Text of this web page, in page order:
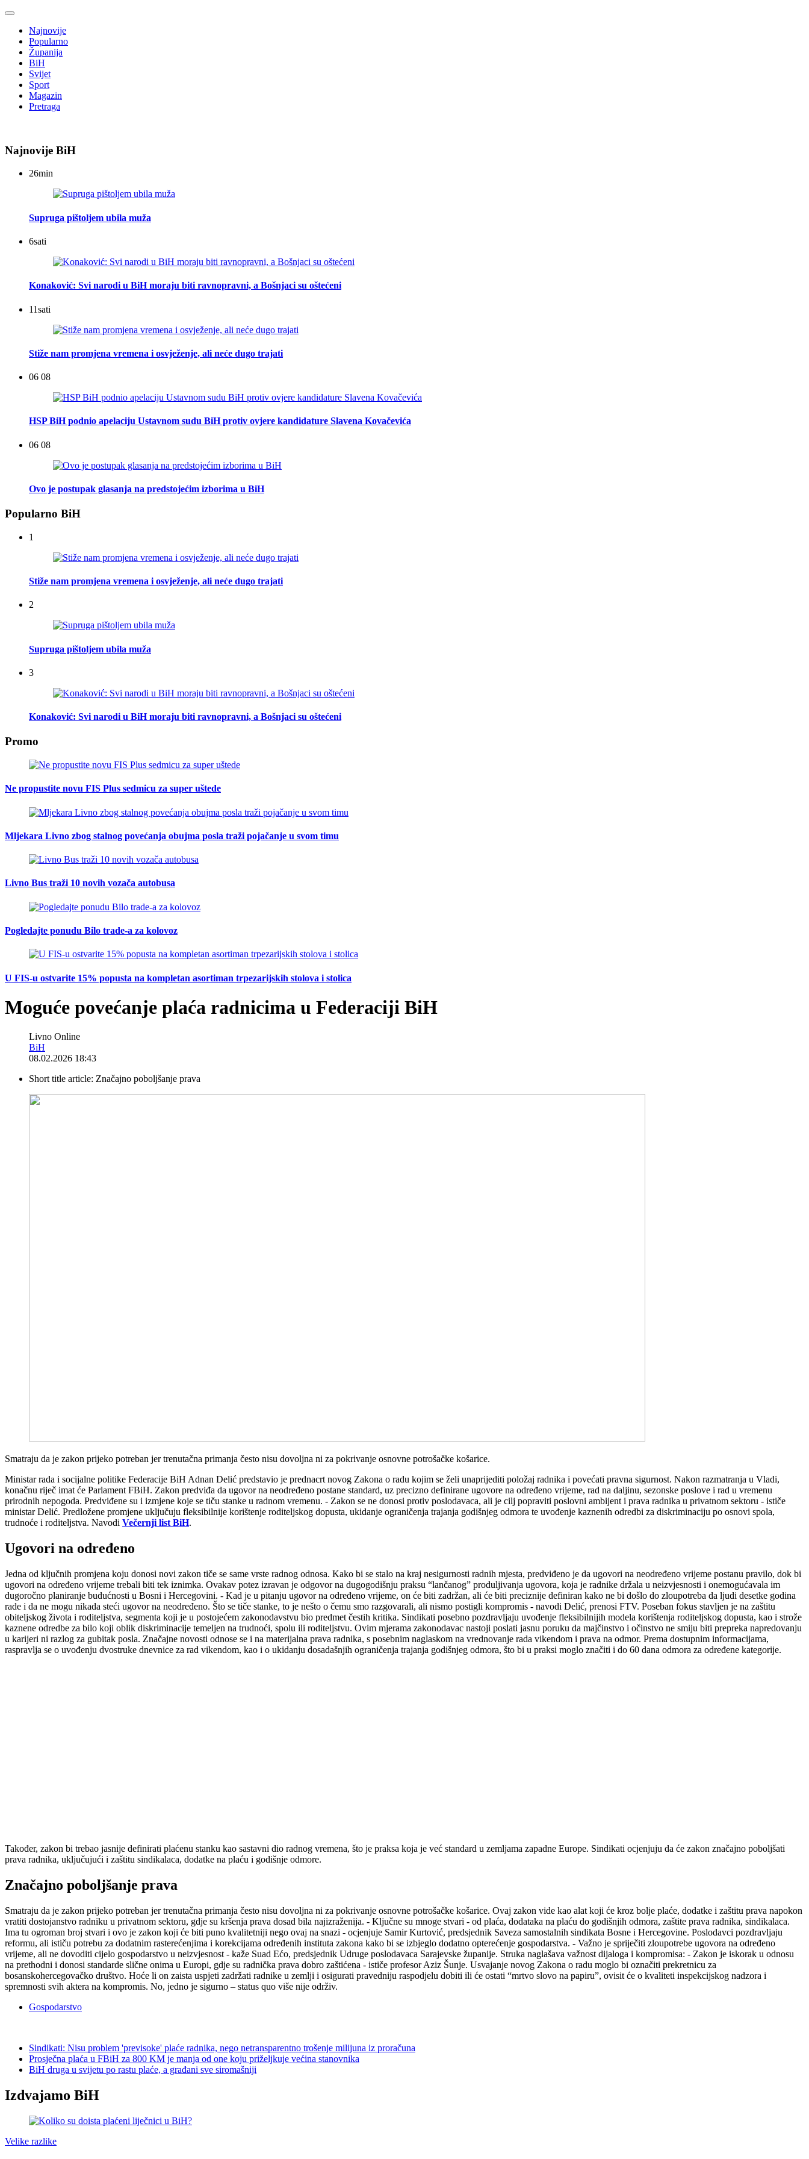
Najnovije
Popularno
Županija
BiH
Svijet
Sport
Magazin
Pretraga
Najnovije BiH
26min
Supruga pištoljem ubila muža
6sati
Konaković: Svi narodi u BiH moraju biti ravnopravni, a Bošnjaci su oštećeni
11sati
Stiže nam promjena vremena i osvježenje, ali neće dugo trajati
06 08
HSP BiH podnio apelaciju Ustavnom sudu BiH protiv ovjere kandidature Slavena Kovačevića
06 08
Ovo je postupak glasanja na predstojećim izborima u BiH
Popularno BiH
1
Stiže nam promjena vremena i osvježenje, ali neće dugo trajati
2
Supruga pištoljem ubila muža
3
Konaković: Svi narodi u BiH moraju biti ravnopravni, a Bošnjaci su oštećeni
Promo
Ne propustite novu FIS Plus sedmicu za super uštede
Mljekara Livno zbog stalnog povećanja obujma posla traži pojačanje u svom timu
Livno Bus traži 10 novih vozača autobusa
Pogledajte ponudu Bilo trade-a za kolovoz
U FIS-u ostvarite 15% popusta na kompletan asortiman trpezarijskih stolova i stolica
Moguće povećanje plaća radnicima u Federaciji BiH
Livno Online
BiH
08.02.2026 18:43
Short title article: Značajno poboljšanje prava
Smatraju da je zakon prijeko potreban jer trenutačna primanja često nisu dovoljna ni za pokrivanje osnovne potrošačke košarice.
Ministar rada i socijalne politike Federacije BiH Adnan Delić predstavio je prednacrt novog Zakona o radu kojim se želi unaprijediti položaj radnika i povećati pravna sigurnost. Nakon razmatranja u Vladi,
konačnu riječ imat će Parlament FBiH. Zakon predviđa da ugovor na neodređeno postane standard, uz precizno definirane ugovore na određeno vrijeme, rad na daljinu, sezonske poslove i rad u vremenu
prirodnih nepogoda. Predviđene su i izmjene koje se tiču stanke u radnom vremenu. - Zakon se ne donosi protiv poslodavaca, ali je cilj popraviti poslovni ambijent i prava radnika u privatnom sektoru - ističe
ministar Delić. Predložene promjene uključuju fleksibilnije korištenje roditeljskog dopusta, ukidanje ograničenja trajanja godišnjeg odmora te uvođenje kaznenih odredbi za diskriminaciju po osnovi spola,
trudnoće i roditeljstva. Navodi Večernji list BiH.
Ugovori na određeno
Jedna od ključnih promjena koju donosi novi zakon tiče se same vrste radnog odnosa. Kako bi se stalo na kraj nesigurnosti radnih mjesta, predviđeno je da ugovori na neodređeno vrijeme postanu pravilo, dok bi
ugovori na određeno vrijeme trebali biti tek iznimka. Ovakav potez izravan je odgovor na dugogodišnju praksu “lančanog” produljivanja ugovora, koja je radnike držala u neizvjesnosti i onemogućavala im
dugoročno planiranje budućnosti u Bosni i Hercegovini. - Kad je u pitanju ugovor na određeno vrijeme, on će biti zadržan, ali će biti preciznije definiran kako ne bi došlo do zloupotreba da ljudi desetke godina
rade i da ne mogu nikada steći ugovor na neodređeno. Što se tiče stanke, to je nešto o čemu smo razgovarali, ali nismo postigli kompromis - navodi Delić, prenosi FTV. Poseban fokus stavljen je na zaštitu
obiteljskog života i roditeljstva, segmenta koji je u postojećem zakonodavstvu bio predmet čestih kritika. Sindikati posebno pozdravljaju uvođenje fleksibilnijih modela korištenja roditeljskog dopusta, kao i strože
kaznene odredbe za bilo koji oblik diskriminacije temeljen na trudnoći, spolu ili roditeljstvu. Ovim mjerama zakonodavac nastoji poslati jasnu poruku da majčinstvo i očinstvo ne smiju biti prepreka napredovanju
u karijeri ni razlog za gubitak posla. Značajne novosti odnose se i na materijalna prava radnika, s posebnim naglaskom na vrednovanje rada vikendom i prava na odmor. Prema dostupnim informacijama,
raspravlja se o uvođenju dvostruke dnevnice za rad vikendom, kao i o ukidanju dosadašnjih ograničenja trajanja godišnjeg odmora, što bi u praksi moglo značiti i do 60 dana odmora za određene kategorije.
Također, zakon bi trebao jasnije definirati plaćenu stanku kao sastavni dio radnog vremena, što je praksa koja je već standard u zemljama zapadne Europe. Sindikati ocjenjuju da će zakon značajno poboljšati
prava radnika, uključujući i zaštitu sindikalaca, dodatke na plaću i godišnje odmore.
Značajno poboljšanje prava
Smatraju da je zakon prijeko potreban jer trenutačna primanja često nisu dovoljna ni za pokrivanje osnovne potrošačke košarice. Ovaj zakon vide kao alat koji će kroz bolje plaće, dodatke i zaštitu prava napokon
vratiti dostojanstvo radniku u privatnom sektoru, gdje su kršenja prava dosad bila najizraženija. - Ključne su mnoge stvari - od plaća, dodataka na plaću do godišnjih odmora, zaštite prava radnika, sindikalaca.
Ima tu ogroman broj stvari i ovo je zakon koji će biti puno kvalitetniji nego ovaj na snazi - ocjenjuje Samir Kurtović, predsjednik Saveza samostalnih sindikata Bosne i Hercegovine. Poslodavci pozdravljaju
reformu, ali ističu potrebu za dodatnim rasterećenjima i korekcijama određenih instituta zakona kako bi se izbjeglo dodatno opterećenje gospodarstva. - Važno je spriječiti zloupotrebe ugovora na određeno
vrijeme, ali ne dovoditi cijelo gospodarstvo u neizvjesnost - kaže Suad Ećo, predsjednik Udruge poslodavaca Sarajevske županije. Struka naglašava važnost dijaloga i kompromisa: - Zakon je iskorak u odnosu
na prethodni i donosi standarde slične onima u Europi, gdje su radnička prava dobro zaštićena - ističe profesor Aziz Šunje. Usvajanje novog Zakona o radu moglo bi označiti prekretnicu za
bosanskohercegovačko društvo. Hoće li on zaista uspjeti zadržati radnike u zemlji i osigurati pravedniju raspodjelu dobiti ili će ostati “mrtvo slovo na papiru”, ovisit će o kvaliteti inspekcijskog nadzora i
spremnosti svih aktera na kompromis. No, jedno je sigurno – status quo više nije održiv.
Gospodarstvo
Sindikati: Nisu problem 'previsoke' plaće radnika, nego netransparentno trošenje milijuna iz proračuna
Prosječna plaća u FBiH za 800 KM je manja od one koju priželjkuje većina stanovnika
BiH druga u svijetu po rastu plaće, a građani sve siromašniji
Izdvajamo BiH
Velike razlike